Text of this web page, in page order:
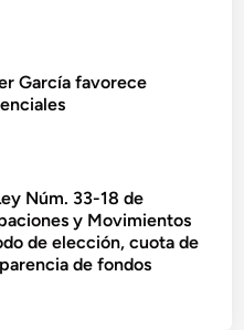
García favorece
Núm. 33-18 de
y Movimientos
de elección, cuota de
de fondos